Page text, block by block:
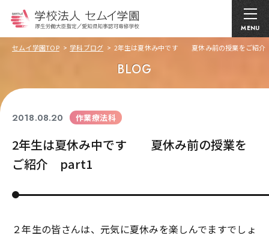
MENU
セムイ学園TOP 学科ブログ 2年生は夏休み中です 夏休み前の授業をご紹
BLOG
2018.08.20 作業療法科
2年生は夏休み中です 夏休み前の授業を
ご紹介 part1
２年生の皆さんは、元気に夏休みを楽しんでますでしょ